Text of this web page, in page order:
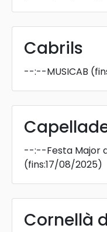
Cabrils
--:--MUSICAB
--:--Festa Major
(fins:17/08/2025)
Cornellà